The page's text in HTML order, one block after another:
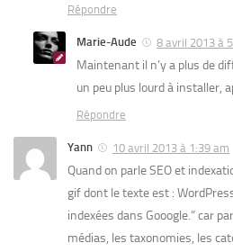
Répondre
Marie-Aude 8 avril 2013 à
Maintenant il n’y a plus de
un peu plus lourd à installer,
Répondre
Yann 10 avril 2013 à 1:39 am
Quand on parle SEO et
gif dont le texte est :
indexées dans Gooogle.” car
médias, les taxonomies, les